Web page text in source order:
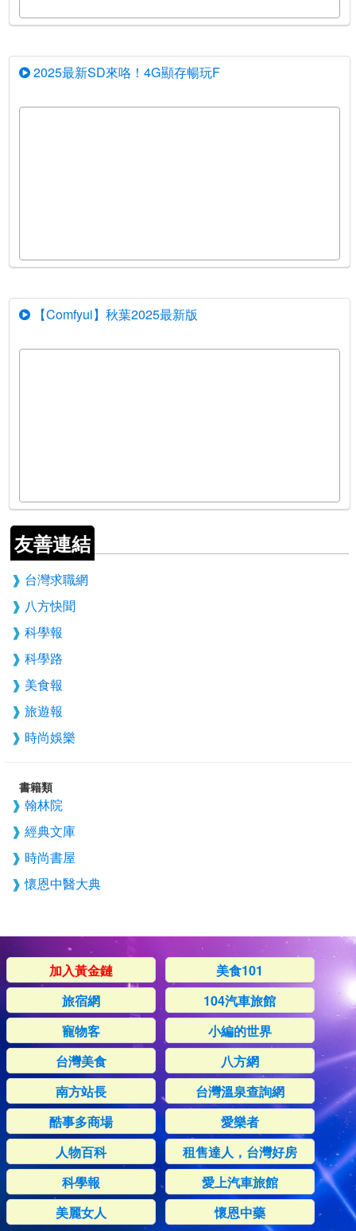
2025最新SD來咯！4G顯存暢玩F
【Comfyui】秋葉2025最新版
友善連結
台灣求職網
八方快聞
科學報
科學路
美食報
旅遊報
時尚娛樂
書籍類
翰林院
經典文庫
時尚書屋
懷恩中醫大典
加入黃金鏈
美食101
旅宿網
104汽車旅館
寵物客
小編的世界
台灣美食
八方網
南方站長
台灣溫泉查詢網
酷事多商場
愛樂者
人物百科
租售達人，台灣好房
科學報
愛上汽車旅館
美麗女人
懷恩中藥